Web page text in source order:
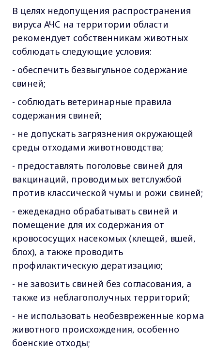
В целях недопущения распространения
вируса АЧС на территории области
рекомендует собственникам животных
соблюдать следующие условия:
- обеспечить безвыгульное содержание
свиней;
- соблюдать ветеринарные правила
содержания свиней;
- не допускать загрязнения окружающей
среды отходами животноводства;
- предоставлять поголовье свиней для
вакцинаций, проводимых ветслужбой
против классической чумы и рожи свиней;
- ежедекадно обрабатывать свиней и
помещение для их содержания от
кровососущих насекомых (клещей, вшей,
блох), а также проводить
профилактическую дератизацию;
- не завозить свиней без согласования, а
также из неблагополучных территорий;
- не использовать необезвреженные корма
животного происхождения, особенно
боенские отходы;